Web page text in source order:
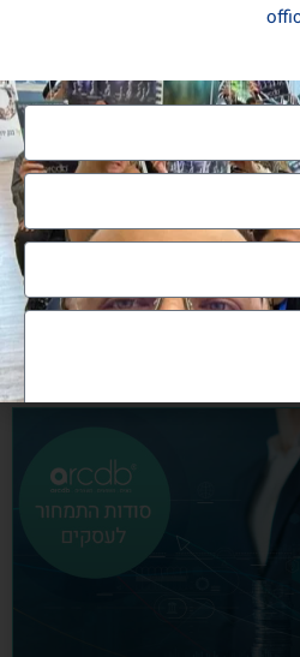
העיצוב והבניה
והבניה הם מתכון הכרחי
את הניסיון והיכולת
לקהילה